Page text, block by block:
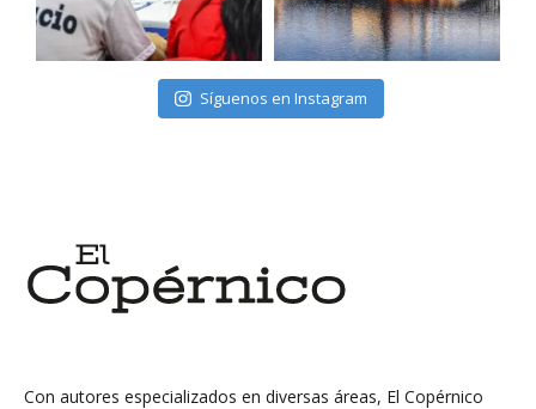
Síguenos en Instagram
Con autores especializados en diversas áreas, El Copérnico